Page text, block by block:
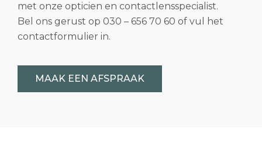
met onze opticien en contactlensspecialist.
Bel ons gerust op 030 – 656 70 60 of vul het
contactformulier in.
MAAK EEN AFSPRAAK